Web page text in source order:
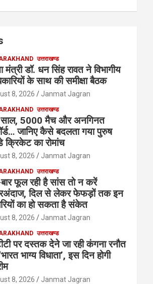
उत्तराखण्ड
मंत्री डॉ. धन सिंह रावत ने विभागीय
के साथ की समीक्षा बैठक
8, 2026 Janmat Jagran
उत्तराखण्ड
5000 मैच और अनगिनत
जानिए कैसे बदलता गया पुरुष
क्रिकेट का रोमांच
8, 2026 Janmat Jagran
उत्तराखण्ड
बार फूल रही है सांस तो न करें
दिल से लेकर फेफड़ों तक इन
का हो सकता है संकेत
8, 2026 Janmat Jagran
उत्तराखण्ड
पर दस्तक देने जा रही कंगना रनौत
भाग्य विधाता’, इस दिन होगी
8, 2026 Janmat Jagran